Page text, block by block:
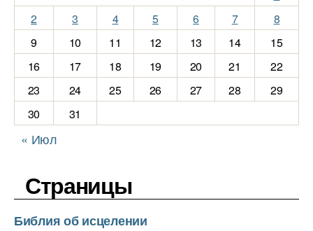
2
3 4 5 6 7
8
9
10 11 12 13 14
15
16
17 18 19 20 21
22
23
24 25 26 27 28
29
30
31
« Июл
Страницы
Библия об исцелении